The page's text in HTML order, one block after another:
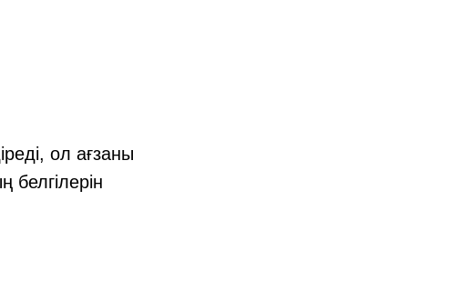
ол ағзаны